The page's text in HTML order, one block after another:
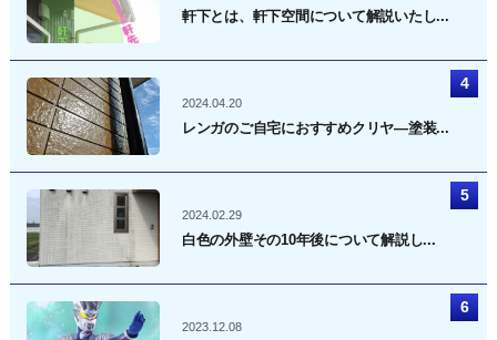
軒下とは、軒下空間について解説いたし...
2024.04.20
レンガのご自宅におすすめクリヤ―塗装...
2024.02.29
白色の外壁その10年後について解説し...
2023.12.08